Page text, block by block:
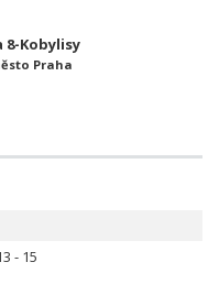
8-Kobylisy
Praha
- 15